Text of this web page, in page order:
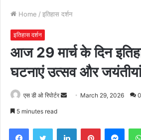
Home / इतिहास दर्शन
इतिहास दर्शन
आज 29 मार्च के दिन
घटनाएं उत्सव और जयंतीयां
एस डी ओ रिपोर्टर
Send March 29, 2026 0
5 minutes read
FacebookTwitter LinkedInPinterest